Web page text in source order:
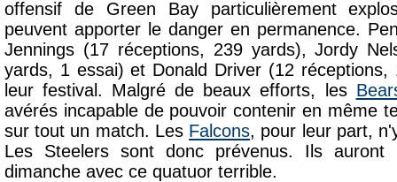
offensif de Green Bay particulièrement
peuvent apporter le danger en permanence.
Jennings (17 réceptions, 239 yards), Jordy
yards, 1 essai) et Donald Driver (12 réceptions,
leur festival. Malgré de beaux efforts, les
avérés incapable de pouvoir contenir en même
sur tout un match. Les Falcons, pour leur part,
Les Steelers sont donc prévenus. Ils auront
dimanche avec ce quatuor terrible.